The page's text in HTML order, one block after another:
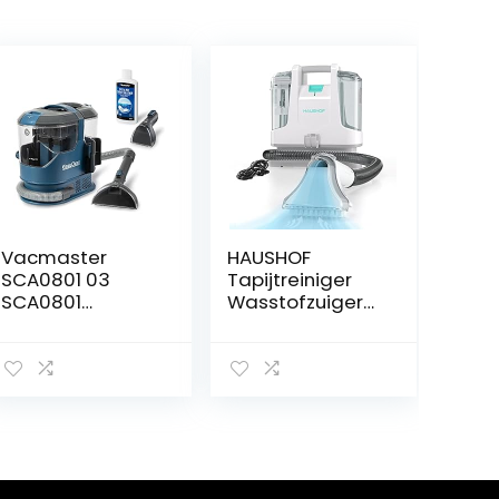
Vacmaster
SCA0801 03
SCA0801
Fleckenreiniger
Trocken-Sauger
HAUSHOF
Tapijtreiniger
Wasstofzuiger
Licht en
Vloerkleden,